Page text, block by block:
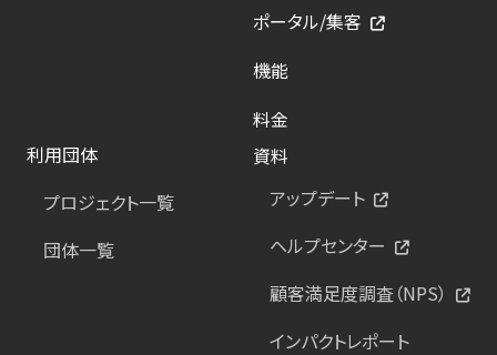
ポータル/集客
機能
料金
利用団体
プロジェクト一覧
団体一覧
資料
アップデート
ヘルプセンター
顧客満足度調査（NPS）
インパクトレポート